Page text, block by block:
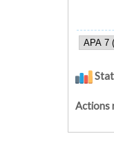
Actions